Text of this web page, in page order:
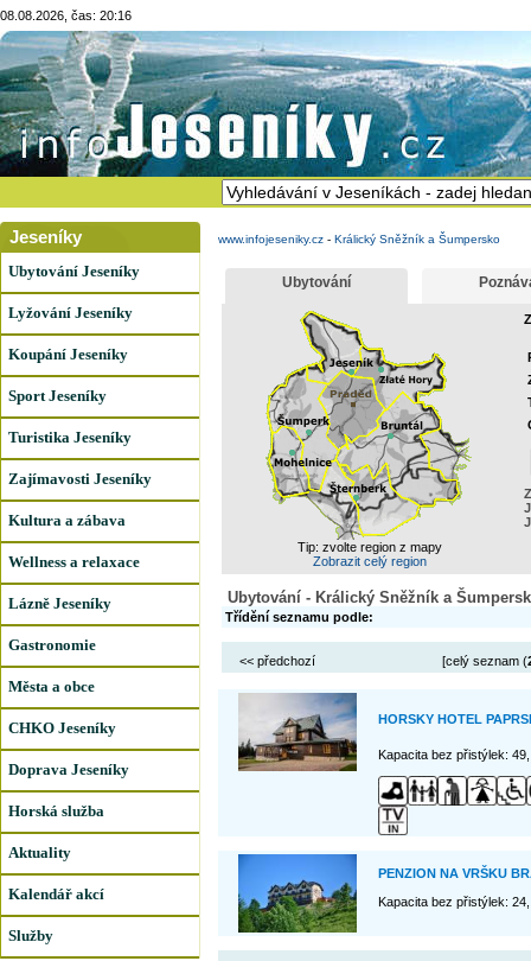
08.08.2026, čas: 20:16
Jeseníky
Ubytování Jeseníky
Lyžování Jeseníky
Koupání Jeseníky
Sport Jeseníky
Turistika Jeseníky
Zajímavosti Jeseníky
Kultura a zábava
Wellness a relaxace
Lázně Jeseníky
Gastronomie
Města a obce
CHKO Jeseníky
Doprava Jeseníky
Horská služba
Aktuality
Kalendář akcí
Služby
www.infojeseniky.cz - Králický Sněžník a Šumpersko
Ubytování
Tip: zvolte region z mapy
Zobrazit celý region
Ubytování - Králický Sněžník a
Třídění seznamu podle:
<< předchozí [celý seznam (
HORSKY HOTEL
Kapacita bez přistýlek:
PENZION NA VRŠKU
Kapacita bez přistýlek: